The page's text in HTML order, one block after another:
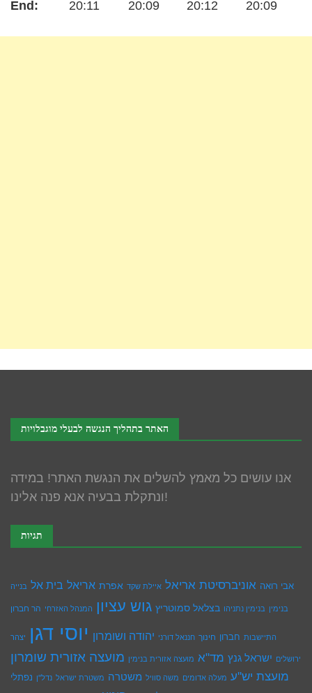
End:
20:11
20:09
20:12
20:09
האתר בתהליך הנגשה לבעלי מוגבלויות
אנו עושים כל מאמץ להשלים את הנגשת האתר! במידה
ונתקלת בבעיה אנא פנה אלינו!
תגיות
אבי רואה אוניברסיטת אריאל איילת שקד אפרת אריאל בית אל בנייה
בנימין בנימין נתניהו בצלאל סמוטריץ גוש עציון המנהל האזרחי הר חברון
התיישבות חברון חינוך חננאל דורני יהודה ושומרון יוסי דגן יצהר
ירושלים ישראל גנץ מד"א מועצה אזורית בנימין מועצה אזורית שומרון
מועצת יש''ע מעלה אדומים משה סוויל משטרה משטרת ישראל נדל''ן נפתלי